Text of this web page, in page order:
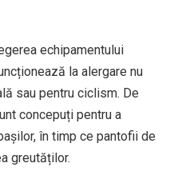
echipamentului
la alergare nu
sau pentru ciclism. De
concepuți pentru a
în timp ce pantofii de
greutăților.